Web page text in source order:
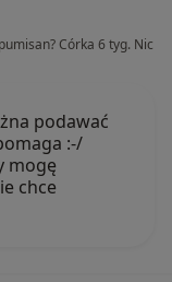
Córka 6 tyg. Nic
podawać
:-/
mogę
chce